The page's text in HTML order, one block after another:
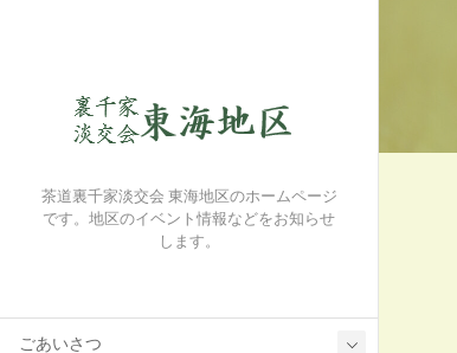
茶道裏千家淡交会 東海地区のホームページ
です。地区のイベント情報などをお知らせ
します。
ごあいさつ